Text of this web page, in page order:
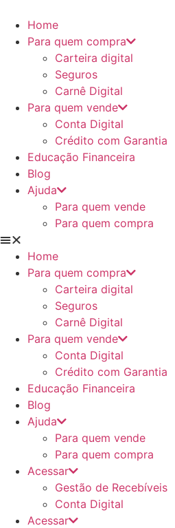
para
conteúdo
Home
Para quem compra
Carteira digital
Seguros
Carnê Digital
Para quem vende
Conta Digital
Crédito com Garantia
Educação Financeira
Blog
Ajuda
Para quem vende
Para quem compra
Home
Para quem compra
Carteira digital
Seguros
Carnê Digital
Para quem vende
Conta Digital
Crédito com Garantia
Educação Financeira
Blog
Ajuda
Para quem vende
Para quem compra
Acessar
Gestão de Recebíveis
Conta Digital
Acessar